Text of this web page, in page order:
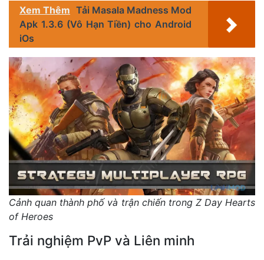
Xem Thêm Tải Masala Madness Mod
Apk 1.3.6 (Vô Hạn Tiền) cho Android
iOs
Cảnh quan thành phố và trận chiến trong Z Day Hearts
of Heroes
Trải nghiệm PvP và Liên minh